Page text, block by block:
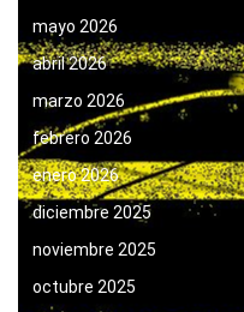
mayo 2026
abril 2026
marzo 2026
febrero 2026
enero 2026
diciembre 2025
noviembre 2025
octubre 2025